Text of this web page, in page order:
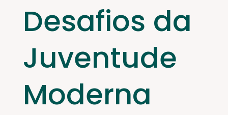
Desafios da
Juventude
Moderna